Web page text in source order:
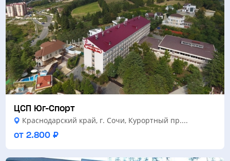
ЦСП Юг-Спорт
Краснодарский край, г. Сочи, Курортный пр....
от 2.800 ₽